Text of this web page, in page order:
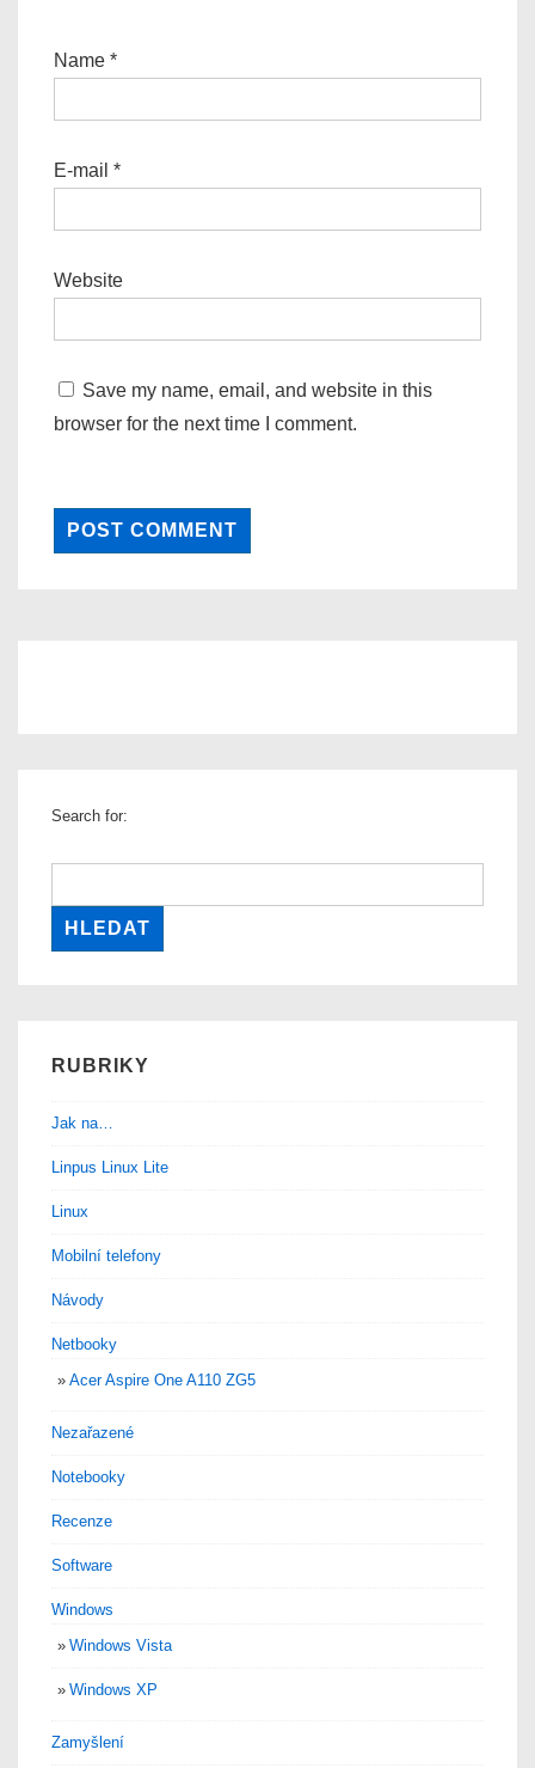
Name *
E-mail *
Website
Save my name, email, and website in this
browser for the next time I comment.
Search for:
RUBRIKY
Jak na…
Linpus Linux Lite
Linux
Mobilní telefony
Návody
Netbooky
Acer Aspire One A110 ZG5
Nezařazené
Notebooky
Recenze
Software
Windows
Windows Vista
Windows XP
Zamyšlení